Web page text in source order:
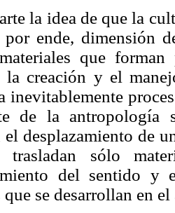
la idea de que la
por ende, dimensión
que
la creación y el
inevitablemente
de la antropología
el desplazamiento de
sólo
del sentido
que se desarrollan en